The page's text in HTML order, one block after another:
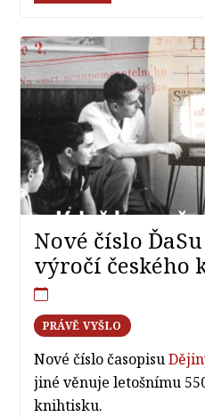
Nové číslo
výročí českého
PRÁVĚ VYŠLO
Nové číslo časopisu
jiné věnuje letošnímu
knihtisku.